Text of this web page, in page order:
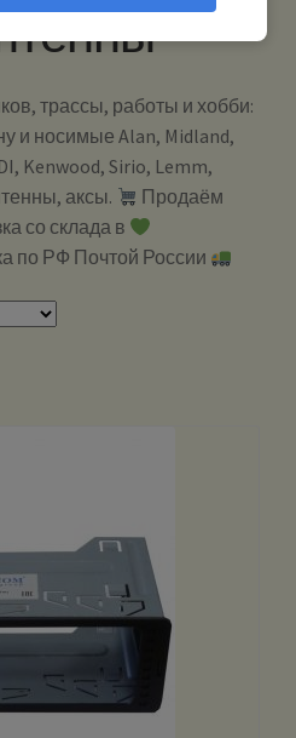
трассы, работы и хобби:
и носимые Alan, Midland,
Kenwood, Sirio, Lemm,
аксы.
Продаём
со склада в
по РФ Почтой России